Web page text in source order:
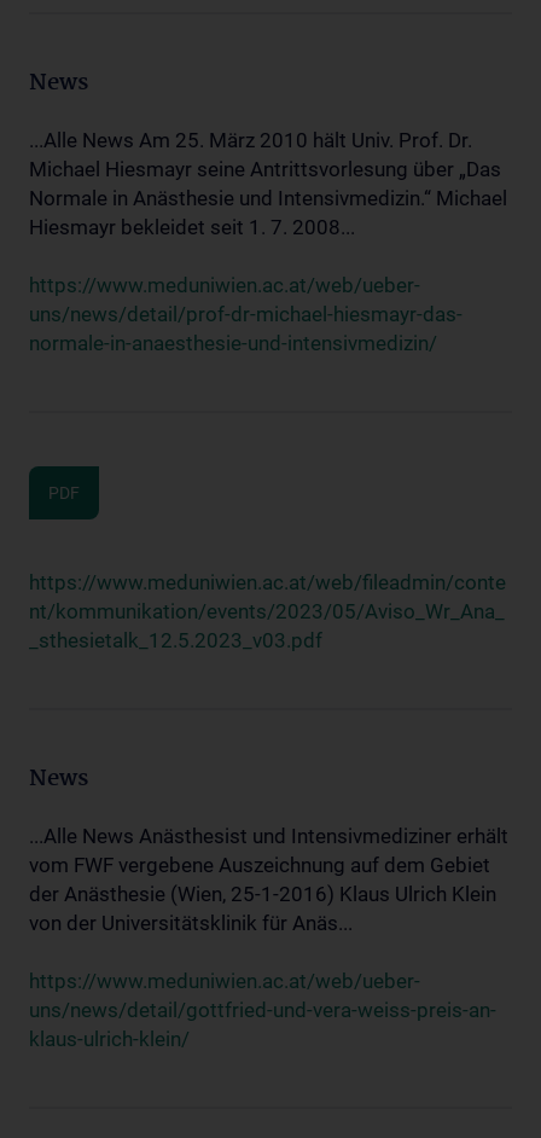
News
...Alle News Am 25. März 2010 hält Univ. Prof. Dr.
Michael Hiesmayr seine Antrittsvorlesung über „Das
Normale in Anästhesie und Intensivmedizin.“ Michael
Hiesmayr bekleidet seit 1. 7. 2008...
https://www.meduniwien.ac.at/web/ueber-
uns/news/detail/prof-dr-michael-hiesmayr-das-
normale-in-anaesthesie-und-intensivmedizin/
PDF
https://www.meduniwien.ac.at/web/fileadmin/conte
nt/kommunikation/events/2023/05/Aviso_Wr_Ana_
_sthesietalk_12.5.2023_v03.pdf
News
...Alle News Anästhesist und Intensivmediziner erhält
vom FWF vergebene Auszeichnung auf dem Gebiet
der Anästhesie (Wien, 25-1-2016) Klaus Ulrich Klein
von der Universitätsklinik für Anäs...
https://www.meduniwien.ac.at/web/ueber-
uns/news/detail/gottfried-und-vera-weiss-preis-an-
klaus-ulrich-klein/